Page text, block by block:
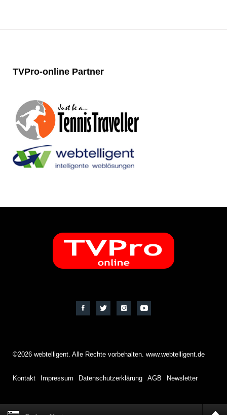
TVPro-online Partner
©2026 webtelligent. Alle Rechte vorbehalten. www.webtelligent.de
Kontakt Impressum Datenschutzerklärung AGB Newsletter